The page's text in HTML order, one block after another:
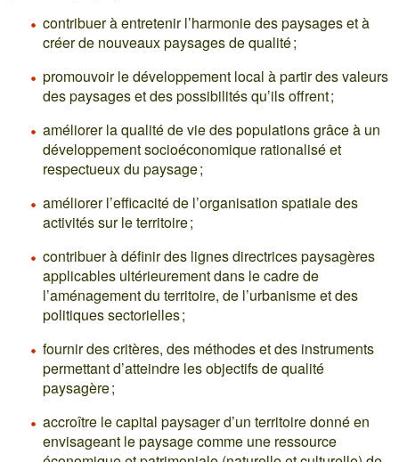
contribuer à entretenir l’harmonie des paysages et à
créer de nouveaux paysages de qualité ;
promouvoir le développement local à partir des valeurs
des paysages et des possibilités qu’ils offrent ;
améliorer la qualité de vie des populations grâce à un
développement socioéconomique rationalisé et
respectueux du paysage ;
améliorer l’efficacité de l’organisation spatiale des
activités sur le territoire ;
contribuer à définir des lignes directrices paysagères
applicables ultérieurement dans le cadre de
l’aménagement du territoire, de l’urbanisme et des
politiques sectorielles ;
fournir des critères, des méthodes et des instruments
permettant d’atteindre les objectifs de qualité
paysagère ;
accroître le capital paysager d’un territoire donné en
envisageant le paysage comme une ressource